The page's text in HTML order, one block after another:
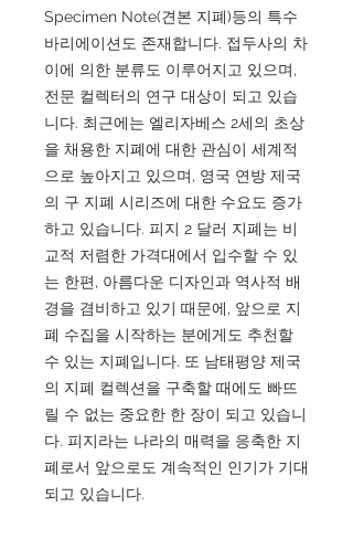
Specimen Note(견본 지폐)등의 특수
바리에이션도 존재합니다. 접두사의 차
이에 의한 분류도 이루어지고 있으며,
전문 컬렉터의 연구 대상이 되고 있습
니다. 최근에는 엘리자베스 2세의 초상
을 채용한 지폐에 대한 관심이 세계적
으로 높아지고 있으며, 영국 연방 제국
의 구 지폐 시리즈에 대한 수요도 증가
하고 있습니다. 피지 2 달러 지폐는 비
교적 저렴한 가격대에서 입수할 수 있
는 한편, 아름다운 디자인과 역사적 배
경을 겸비하고 있기 때문에, 앞으로 지
폐 수집을 시작하는 분에게도 추천할
수 있는 지폐입니다. 또 남태평양 제국
의 지폐 컬렉션을 구축할 때에도 빠뜨
릴 수 없는 중요한 한 장이 되고 있습니
다. 피지라는 나라의 매력을 응축한 지
폐로서 앞으로도 계속적인 인기가 기대
되고 있습니다.